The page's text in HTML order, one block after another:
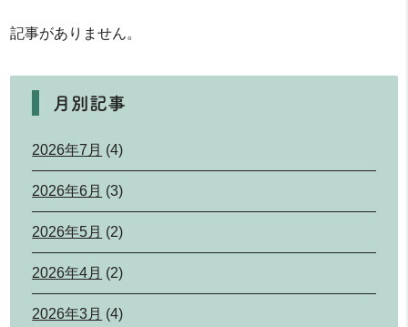
記事がありません。
月別記事
2026年7月 (4)
2026年6月 (3)
2026年5月 (2)
2026年4月 (2)
2026年3月 (4)